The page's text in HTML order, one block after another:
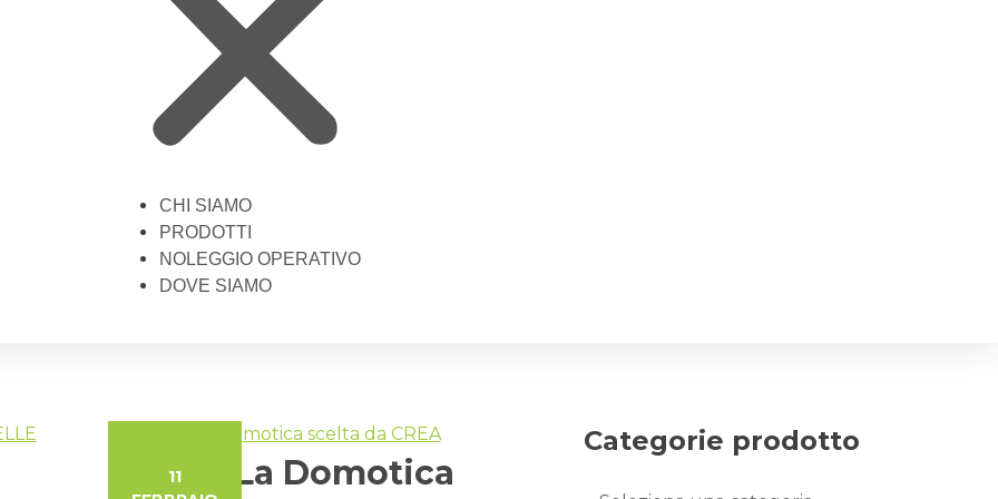
CHI SIAMO
PRODOTTI
NOLEGGIO OPERATIVO
DOVE SIAMO
11
KBLUE La Domotica
Categorie prodotto